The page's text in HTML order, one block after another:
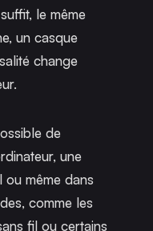
le même
un casque
change
de
une
ou même dans
comme les
fil ou certains